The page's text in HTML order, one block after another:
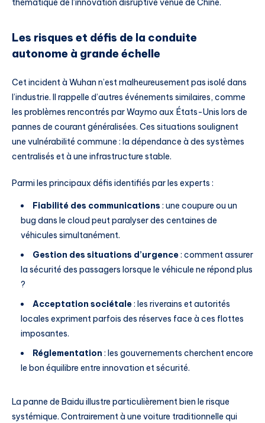
Les risques et défis de la conduite
autonome à grande échelle
Cet incident à Wuhan n’est malheureusement pas isolé dans
l’industrie. Il rappelle d’autres événements similaires, comme
les problèmes rencontrés par Waymo aux États-Unis lors de
pannes de courant généralisées. Ces situations soulignent
une vulnérabilité commune : la dépendance à des systèmes
centralisés et à une infrastructure stable.
Parmi les principaux défis identifiés par les experts :
Fiabilité des communications : une coupure ou un
bug dans le cloud peut paralyser des centaines de
véhicules simultanément.
Gestion des situations d’urgence: comment assurer
la sécurité des passagers lorsque le véhicule ne répond plus
?
Acceptation sociétale: les riverains et autorités
locales expriment parfois des réserves face à ces flottes
imposantes.
Réglementation : les gouvernements cherchent encore
le bon équilibre entre innovation et sécurité.
La panne de Baidu illustre particulièrement bien le risque
systémique. Contrairement à une voiture traditionnelle qui